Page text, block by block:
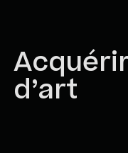
d’art